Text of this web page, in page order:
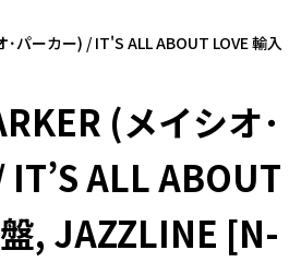
･パーカー) / IT'S ALL ABOUT LOVE 輸入
(メイシオ･
ALL ABOUT
, JAZZLINE [N-